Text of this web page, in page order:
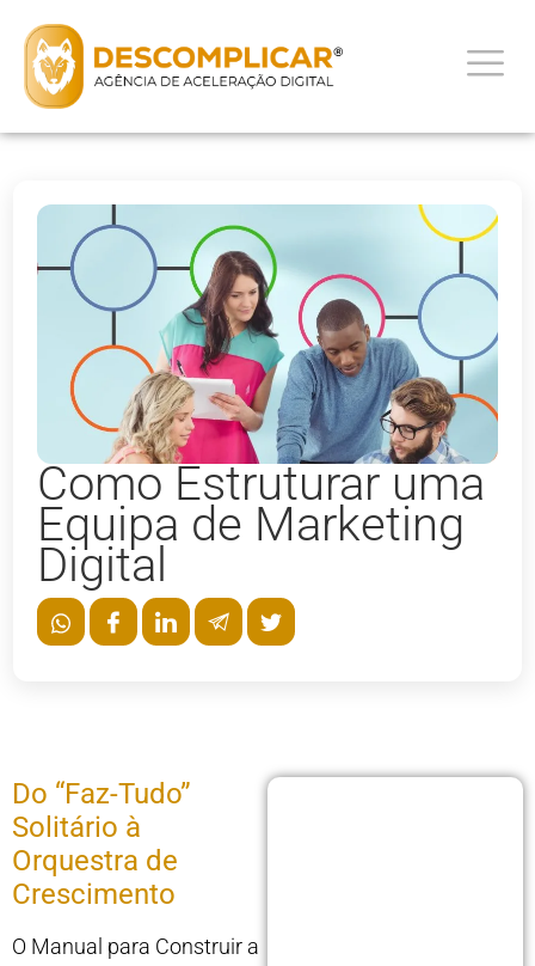
Como Estruturar uma
Equipa de Marketing
Digital
Do “Faz-Tudo”
Solitário à
Orquestra de
Crescimento
O Manual para Construir a